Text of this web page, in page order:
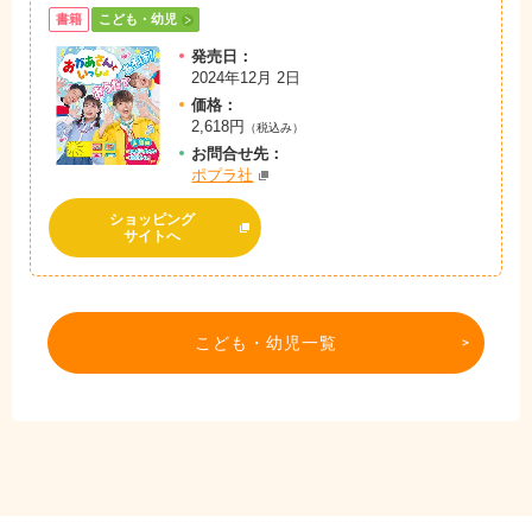
書籍 こども・幼児
発売日：
2024年12月 2日
価格：
2,618円
（税込み）
お問合せ先：
ポプラ社
ショッピング
サイトへ
こども・幼児一覧